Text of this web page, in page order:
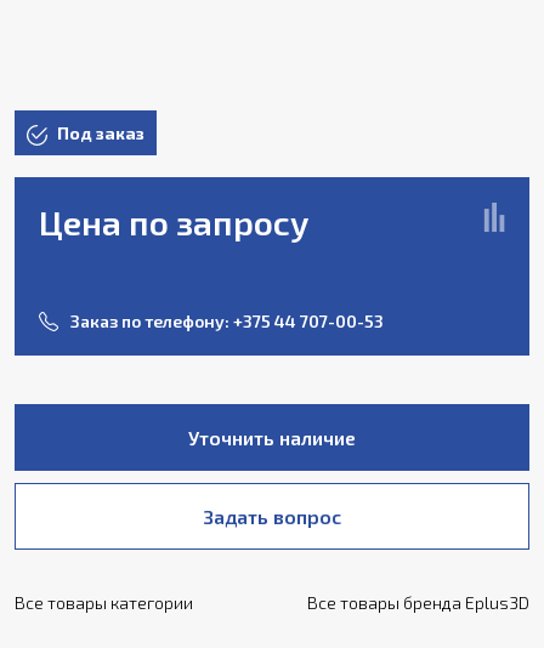
Под заказ
Цена по запросу
Заказ по телефону: +375 44 707-00-53
Уточнить наличие
Задать вопрос
Все товары категории Все товары бренда Eplus3D